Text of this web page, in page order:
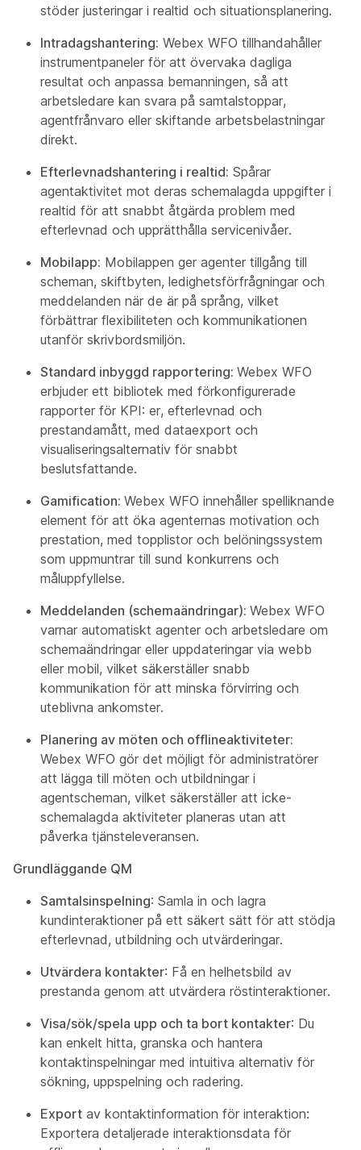
stöder justeringar i realtid och situationsplanering.
Intradagshantering: Webex WFO tillhandahåller
instrumentpaneler för att övervaka dagliga
resultat och anpassa bemanningen, så att
arbetsledare kan svara på samtalstoppar,
agentfrånvaro eller skiftande arbetsbelastningar
direkt.
Efterlevnadshantering i realtid: Spårar
agentaktivitet mot deras schemalagda uppgifter i
realtid för att snabbt åtgärda problem med
efterlevnad och upprätthålla servicenivåer.
Mobilapp: Mobilappen ger agenter tillgång till
scheman, skiftbyten, ledighetsförfrågningar och
meddelanden när de är på språng, vilket
förbättrar flexibiliteten och kommunikationen
utanför skrivbordsmiljön.
Standard inbyggd rapportering: Webex WFO
erbjuder ett bibliotek med förkonfigurerade
rapporter för KPI: er, efterlevnad och
prestandamått, med dataexport och
visualiseringsalternativ för snabbt
beslutsfattande.
Gamification: Webex WFO innehåller spelliknande
element för att öka agenternas motivation och
prestation, med topplistor och belöningssystem
som uppmuntrar till sund konkurrens och
måluppfyllelse.
Meddelanden (schemaändringar): Webex WFO
varnar automatiskt agenter och arbetsledare om
schemaändringar eller uppdateringar via webb
eller mobil, vilket säkerställer snabb
kommunikation för att minska förvirring och
uteblivna ankomster.
Planering av möten och offlineaktiviteter:
Webex WFO gör det möjligt för administratörer
att lägga till möten och utbildningar i
agentscheman, vilket säkerställer att icke-
schemalagda aktiviteter planeras utan att
påverka tjänsteleveransen.
Grundläggande QM
Samtalsinspelning: Samla in och lagra
kundinteraktioner på ett säkert sätt för att stödja
efterlevnad, utbildning och utvärderingar.
Utvärdera kontakter: Få en helhetsbild av
prestanda genom att utvärdera röstinteraktioner.
Visa/sök/spela upp och ta bort kontakter: Du
kan enkelt hitta, granska och hantera
kontaktinspelningar med intuitiva alternativ för
sökning, uppspelning och radering.
Export av kontaktinformation för interaktion:
Exportera detaljerade interaktionsdata för